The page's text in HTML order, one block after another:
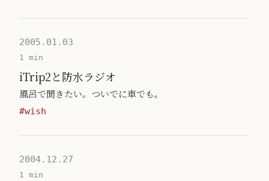
2005.01.03
1 min
iTrip2と防水ラジオ
風呂で聞きたい。ついでに車でも。
#wish
2004.12.27
1 min